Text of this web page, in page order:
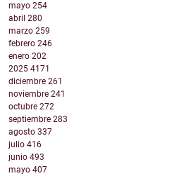
mayo 254
abril 280
marzo 259
febrero 246
enero 202
2025 4171
diciembre 261
noviembre 241
octubre 272
septiembre 283
agosto 337
julio 416
junio 493
mayo 407